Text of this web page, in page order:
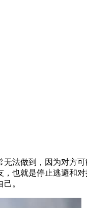
法做到，因为对方
也就是停止逃避和
。